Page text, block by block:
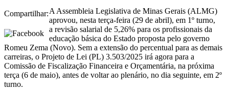
Compartilhar:A Assembleia Legislativa de Minas Gerais (ALMG)
aprovou, nesta terça-feira (29 de abril), em 1º turno,
a revisão salarial de 5,26% para os profissionais da
educação básica do Estado proposta pelo governo
Romeu Zema (Novo). Sem a extensão do percentual para as demais
carreiras, o Projeto de Lei (PL) 3.503/2025 irá agora para a
Comissão de Fiscalização Financeira e Orçamentária, na próxima
terça (6 de maio), antes de voltar ao plenário, no dia seguinte, em 2º
turno.